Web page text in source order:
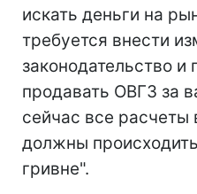
искать деньги на
требуется внести
законодательство и
продавать ОВГЗ за
сейчас все расчеты
должны
гривне".